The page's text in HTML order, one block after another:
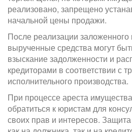
реализовано, запрещено
начальной цены продажи.
После реализации заложенного
вырученные средства могут
взыскание задолженности и
кредиторами в соответствии с
исполнительного производства.
При процессе ареста
обратиться к юристам для
своих прав и интересов.